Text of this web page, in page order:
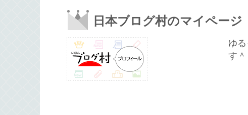
日本ブログ村のマイページ
ゆ
す＾